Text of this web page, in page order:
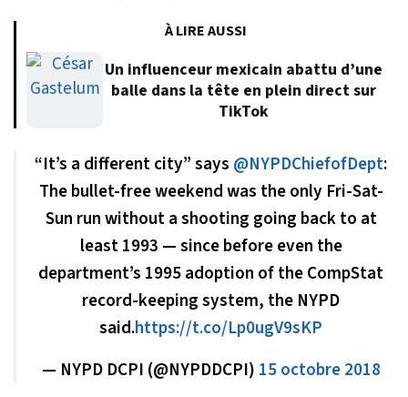
À LIRE AUSSI
Un influenceur mexicain abattu d’une
balle dans la tête en plein direct sur
TikTok
“It’s a different city” says @NYPDChiefofDept:
The bullet-free weekend was the only Fri-Sat-
Sun run without a shooting going back to at
least 1993 — since before even the
department’s 1995 adoption of the CompStat
record-keeping system, the NYPD
said.https://t.co/Lp0ugV9sKP
— NYPD DCPI (@NYPDDCPI) 15 octobre 2018